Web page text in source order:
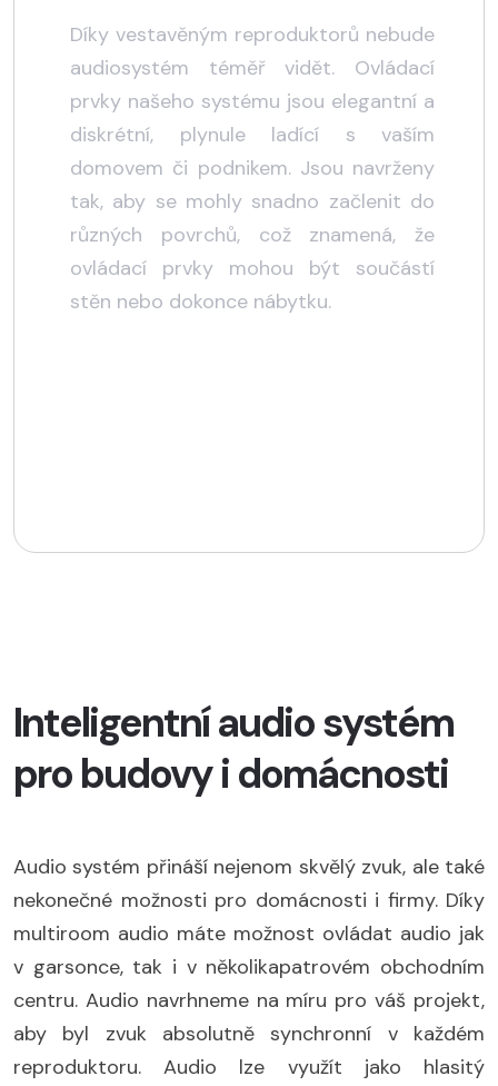
Díky vestavěným reproduktorů nebude
audiosystém téměř vidět. Ovládací
prvky našeho systému jsou elegantní a
diskrétní, plynule ladící s vaším
domovem či podnikem. Jsou navrženy
tak, aby se mohly snadno začlenit do
různých povrchů, což znamená, že
ovládací prvky mohou být součástí
stěn nebo dokonce nábytku.
Inteligentní audio systém
pro budovy i domácnosti
Audio systém přináší nejenom skvělý zvuk, ale také
nekonečné možnosti pro domácnosti i firmy. Díky
multiroom audio máte možnost ovládat audio jak
v garsonce, tak i v několikapatrovém obchodním
centru. Audio navrhneme na míru pro váš projekt,
aby byl zvuk absolutně synchronní v každém
reproduktoru. Audio lze využít jako hlasitý